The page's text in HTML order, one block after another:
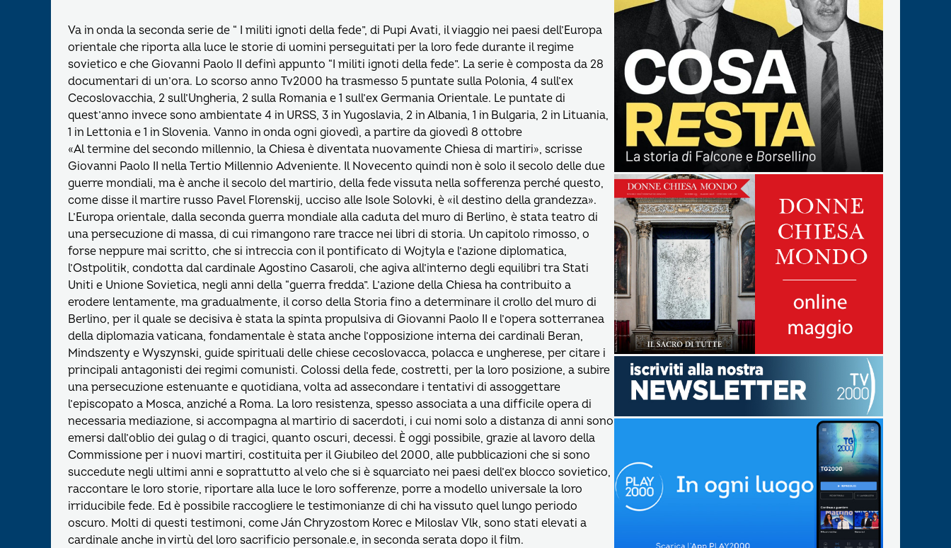
Va in onda la seconda serie de “ I militi ignoti della fede”, di Pupi Avati, il viaggio nei paesi dell’Europa
orientale che riporta alla luce le storie di uomini perseguitati per la loro fede durante il regime
sovietico e che Giovanni Paolo II definì appunto “I militi ignoti della fede”. La serie è composta da 28
documentari di un’ora. Lo scorso anno Tv2000 ha trasmesso 5 puntate sulla Polonia, 4 sull’ex
Cecoslovacchia, 2 sull’Ungheria, 2 sulla Romania e 1 sull’ex Germania Orientale. Le puntate di
quest’anno invece sono ambientate 4 in URSS, 3 in Yugoslavia, 2 in Albania, 1 in Bulgaria, 2 in Lituania,
1 in Lettonia e 1 in Slovenia. Vanno in onda ogni giovedì, a partire da giovedì 8 ottobre
«Al termine del secondo millennio, la Chiesa è diventata nuovamente Chiesa di martiri», scrisse
Giovanni Paolo II nella Tertio Millennio Adveniente. Il Novecento quindi non è solo il secolo delle due
guerre mondiali, ma è anche il secolo del martirio, della fede vissuta nella sofferenza perché questo,
come disse il martire russo Pavel Florenskij, ucciso alle Isole Solovki, è «il destino della grandezza».
L’Europa orientale, dalla seconda guerra mondiale alla caduta del muro di Berlino, è stata teatro di
una persecuzione di massa, di cui rimangono rare tracce nei libri di storia. Un capitolo rimosso, o
forse neppure mai scritto, che si intreccia con il pontificato di Wojtyla e l’azione diplomatica,
l’Ostpolitik, condotta dal cardinale Agostino Casaroli, che agiva all’interno degli equilibri tra Stati
Uniti e Unione Sovietica, negli anni della “guerra fredda”. L’azione della Chiesa ha contribuito a
erodere lentamente, ma gradualmente, il corso della Storia fino a determinare il crollo del muro di
Berlino, per il quale se decisiva è stata la spinta propulsiva di Giovanni Paolo II e l’opera sotterranea
della diplomazia vaticana, fondamentale è stata anche l’opposizione interna dei cardinali Beran,
Mindszenty e Wyszynski, guide spirituali delle chiese cecoslovacca, polacca e ungherese, per citare i
principali antagonisti dei regimi comunisti. Colossi della fede, costretti, per la loro posizione, a subire
una persecuzione estenuante e quotidiana, volta ad assecondare i tentativi di assoggettare
l’episcopato a Mosca, anziché a Roma. La loro resistenza, spesso associata a una difficile opera di
necessaria mediazione, si accompagna al martirio di sacerdoti, i cui nomi solo a distanza di anni sono
emersi dall’oblio dei gulag o di tragici, quanto oscuri, decessi. È oggi possibile, grazie al lavoro della
Commissione per i nuovi martiri, costituita per il Giubileo del 2000, alle pubblicazioni che si sono
succedute negli ultimi anni e soprattutto al velo che si è squarciato nei paesi dell’ex blocco sovietico,
raccontare le loro storie, riportare alla luce le loro sofferenze, porre a modello universale la loro
irriducibile fede. Ed è possibile raccogliere le testimonianze di chi ha vissuto quel lungo periodo
oscuro. Molti di questi testimoni, come Ján Chryzostom Korec e Miloslav Vlk, sono stati elevati a
cardinale anche in virtù del loro sacrificio personale.e, in seconda serata dopo il film.